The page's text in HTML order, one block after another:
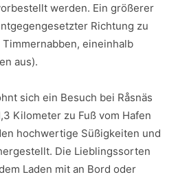
werden. Ein größerer
Richtung zu
eineinhalb
aus).
sich ein Besuch bei Råsnäs
Kilometer zu Fuß vom Hafen
hochwertige Süßigkeiten und
Die Lieblingssorten
Laden mit an Bord oder